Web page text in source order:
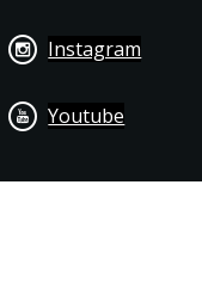
Instagram
Youtube